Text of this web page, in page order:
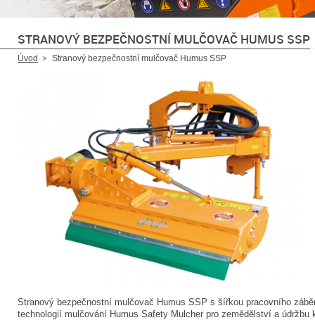
STRANOVÝ BEZPEČNOSTNÍ MULČOVAČ HUMUS SSP
Úvod Stranový bezpečnostní mulčovač Humus SSP
Stranový bezpečnostní mulčovač Humus SSP s šířkou pracovního
technologií mulčování Humus Safety Mulcher pro zemědělství a údržbu